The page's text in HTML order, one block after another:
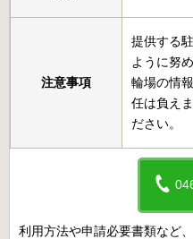
注意事項
提供する
ように努
輪場の情
任は負え
ださい。
利用方法や申請必要書類など